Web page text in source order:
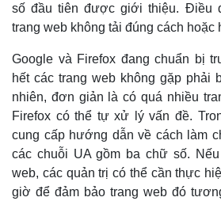
số đầu tiên được giới thiệu. Điều
trang web không tải đúng cách hoặc
Google và Firefox đang chuẩn bị
hết các trang web không gặp phải
nhiên, đơn giản là có quá nhiều
Firefox có thể tự xử lý vấn đề.
cung cấp hướng dẫn về cách làm
các chuỗi UA gồm ba chữ số.
web, các quản trị có thể cần thực
giờ để đảm bảo trang web đó